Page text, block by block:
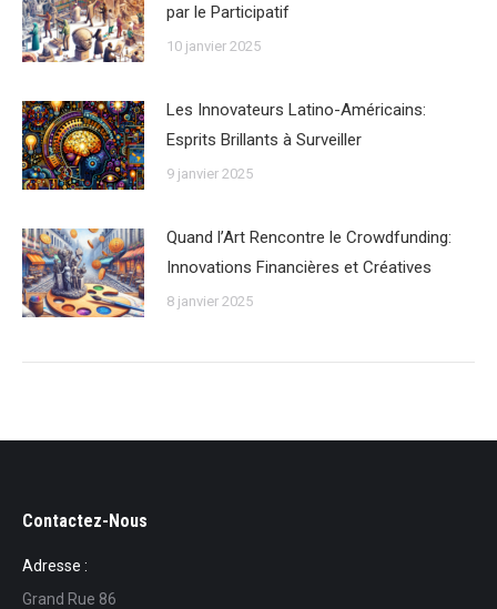
par le Participatif
10 janvier 2025
Les Innovateurs Latino-Américains:
Esprits Brillants à Surveiller
9 janvier 2025
Quand l’Art Rencontre le Crowdfunding:
Innovations Financières et Créatives
8 janvier 2025
Contactez-Nous
Adresse :
Grand Rue 86